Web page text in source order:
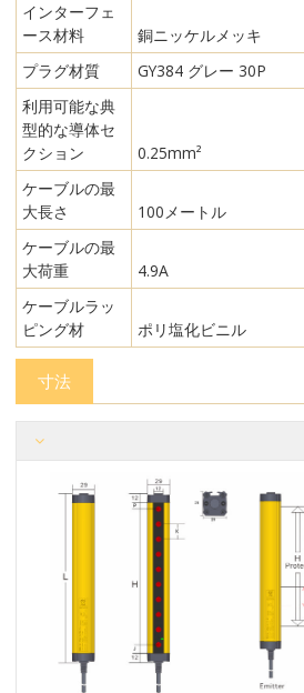
インターフェ
ース材料
銅ニッケルメッキ
プラグ材質
GY384 グレー 30P
利用可能な典
型的な導体セ
クション
0.25mm²
ケーブルの最
大長さ
100メートル
ケーブルの最
大荷重
4.9A
ケーブルラッ
ピング材
ポリ塩化ビニル
寸法